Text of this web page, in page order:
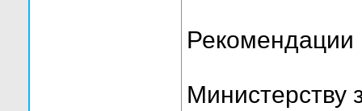
Рекомендации
Министерству